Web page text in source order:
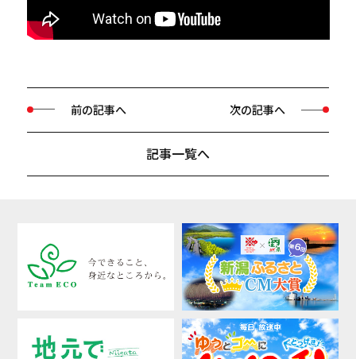
前の記事へ
記事一覧へ
次の記事へ